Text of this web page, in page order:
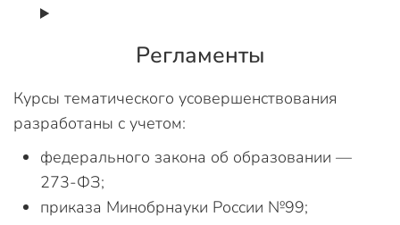
Регламенты
Курсы тематического усовершенствования
разработаны с учетом:
федерального закона об образовании —
273-ФЗ;
приказа Минобрнауки России №99;